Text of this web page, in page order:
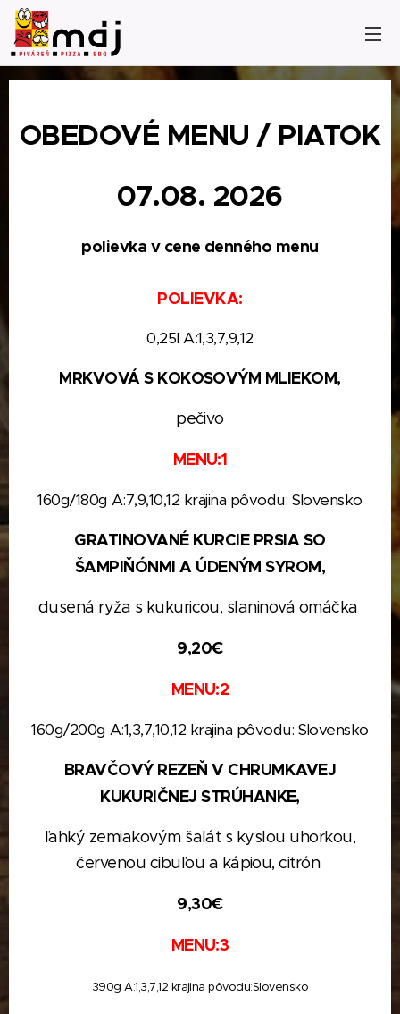
OBEDOVÉ MENU / PIATOK
07.08. 2026
polievka v cene denného menu
POLIEVKA:
0,25l A:1,3,7,9,12
MRKVOVÁ S KOKOSOVÝM MLIEKOM,
pečivo
MENU:1
160g/180g A:7,9,10,12 krajina pôvodu: Slovensko
GRATINOVANÉ KURCIE PRSIA SO
ŠAMPIŇÓNMIA ÚDENÝM SYROM,
dusená ryža s kukuricou, slaninová omáčka
9,20€
MENU:2
160g/200g A:1,3,7,10,12 krajina pôvodu: Slovensko
BRAVČOVÝ REZEŇ V CHRUMKAVEJ
KUKURIČNEJSTRÚHANKE,
ľahký zemiakovým šalát s kyslou uhorkou,
červenou cibuľou a kápiou, citrón
9,30€
MENU:3
390g A:1,3,7,12 krajina pôvodu:Slovensko